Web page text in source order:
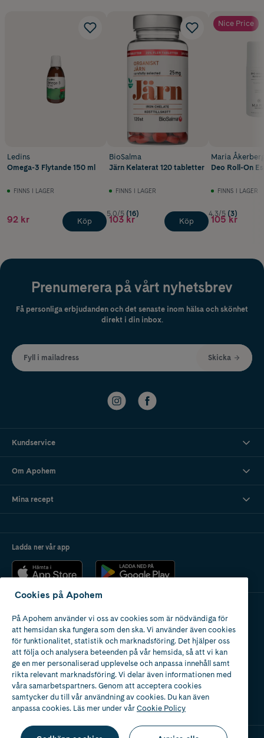
Ledins
Omega-3 Flytande 150 ml
FINNS I LAGER
92 kr Köp
BioSalma
Järn Kelaterat 120 tabletter
FINNS I LAGER
5.0/5 (16)
103 kr Köp
Nice Price
Maria
Deo Roll-On
FINNS I LAGER
4.3/5 (3)
105 kr
Prenumerera på vårt nyhetsbrev
Få personliga erbjudanden och det senaste inom hälsa och skönhet
direkt i din inbox.
Fyll i mailadress Skicka
Kundservice
Om Apohem
Mina recept
Ladda ner vår app
Apotek med tillstånd
av Läkemedelsverket
Cookies på Apohem
På Apohem använder vi oss av cookies som är nödvändiga för
att hemsidan ska fungera som den ska. Vi använder även cookies
för funktionalitet, statistik och marknadsföring. Det hjälper oss
att följa och analysera beteenden på vår hemsida, så att vi kan
ge en mer personaliserad upplevelse och anpassa innehåll samt
rikta relevant marknadsföring. Vi delar även informationen med
våra samarbetspartners. Genom att acceptera cookies
samtycker du till vår användning av cookies. Du kan även
anpassa cookies. Läs mer under vårCookie Policy